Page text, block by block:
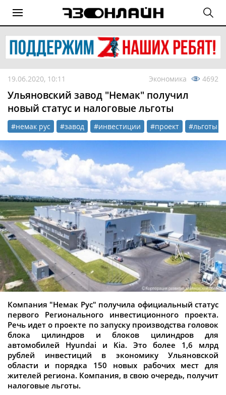
19.06.2020, 10:11 Экономика 4692
Ульяновский завод "Немак" получил
новый статус и налоговые льготы
#немак рус #завод #инвестиции #проект #льготы
Компания "Немак Рус" получила официальный статус
первого Регионального инвестиционного проекта.
Речь идет о проекте по запуску производства головок
блока цилиндров и блоков цилиндров для
автомобилей Hyundai и Kia. Это более 1,6 млрд
рублей инвестиций в экономику Ульяновской
области и порядка 150 новых рабочих мест для
жителей региона. Компания, в свою очередь, получит
налоговые льготы.